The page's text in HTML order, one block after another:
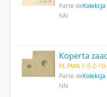
Parte de
NN
PL PMA 1-5-2-
Parte de
NN